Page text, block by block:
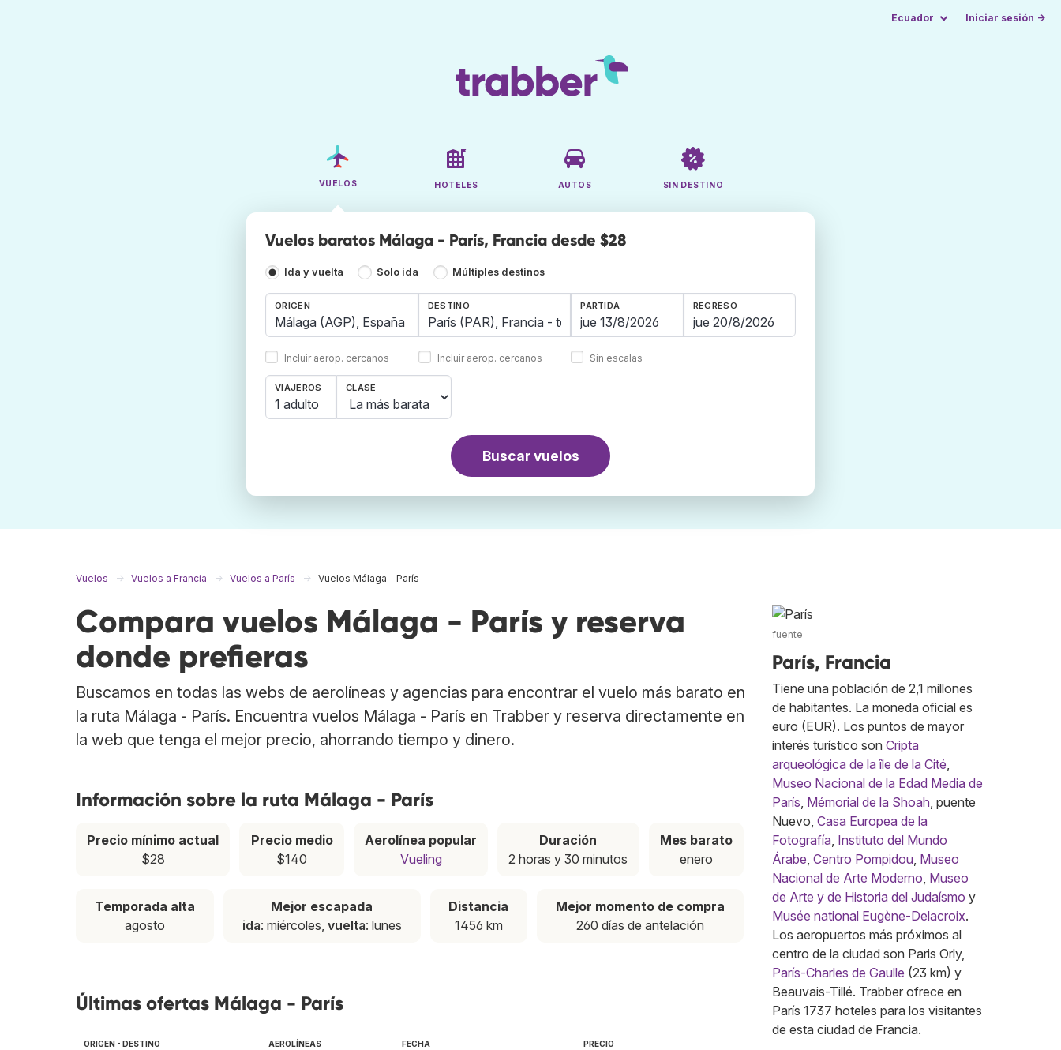
Ecuador Iniciar sesión →
VUELOS HOTELES AUTOS SIN DESTINO
Vuelos baratos Málaga - París, Francia desde $28
Ida y vuelta Solo ida Múltiples destinos
ORIGEN
Incluir aerop. cercanos
DESTINO
Incluir aerop. cercanos
PARTIDA REGRESO
Sin escalas
VIAJEROS
1 adulto
CLASE
Buscar vuelos
Vuelos Vuelos a Francia Vuelos a París Vuelos Málaga - París
Compara vuelos Málaga - París y reserva
donde prefieras
Buscamos en todas las webs de aerolíneas y agencias para encontrar el vuelo más barato en
la ruta Málaga - París. Encuentra vuelos Málaga - París en Trabber y reserva directamente en
la web que tenga el mejor precio, ahorrando tiempo y dinero.
Información sobre la ruta Málaga - París
Precio mínimo actual
$28
Precio medio
$140
Aerolínea popular
Vueling
Duración
2 horas y 30 minutos
Mes barato
enero
Temporada alta
agosto
Mejor escapada
ida: miércoles, vuelta: lunes
Distancia
1456 km
Mejor momento de compra
260 días de antelación
Últimas ofertas Málaga - París
ORIGEN - DESTINO AEROLÍNEAS FECHA PRECIO
fuente
París, Francia
Tiene una población de 2,1 millones
de habitantes. La moneda oficial es
euro (EUR). Los puntos de mayor
interés turístico son Cripta
arqueológica de la île de la Cité,
Museo Nacional de la Edad Media de
París, Mémorial de la Shoah, puente
Nuevo, Casa Europea de la
Fotografía, Instituto del Mundo
Árabe, Centro Pompidou, Museo
Nacional de Arte Moderno, Museo
de Arte y de Historia del Judaísmo y
Musée national Eugène-Delacroix.
Los aeropuertos más próximos al
centro de la ciudad son Paris Orly,
París-Charles de Gaulle (23 km) y
Beauvais-Tillé. Trabber ofrece en
París 1737 hoteles para los visitantes
de esta ciudad de Francia.